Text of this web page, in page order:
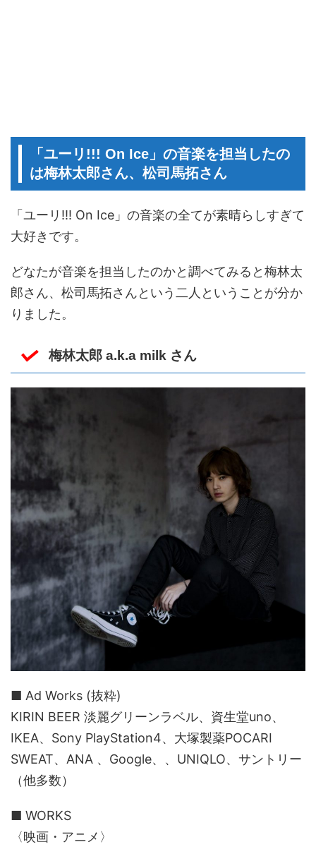
「ユーリ!!! On Ice」の音楽を担当したの
は梅林太郎さん、松司馬拓さん
「ユーリ!!! On Ice」の音楽の全てが素晴らしすぎて
大好きです。
どなたが音楽を担当したのかと調べてみると梅林太
郎さん、松司馬拓さんという二人ということが分か
りました。
梅林太郎 a.k.a milk さん
■ Ad Works (抜粋)
KIRIN BEER 淡麗グリーンラベル、資生堂uno、
IKEA、Sony PlayStation4、大塚製薬POCARI
SWEAT、ANA 、Google、、UNIQLO、サントリー
（他多数）
■ WORKS
〈映画・アニメ〉